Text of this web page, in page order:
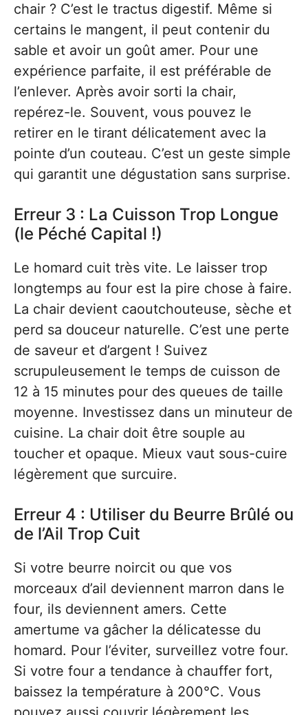
chair ? C’est le tractus digestif. Même si
certains le mangent, il peut contenir du
sable et avoir un goût amer. Pour une
expérience parfaite, il est préférable de
l’enlever. Après avoir sorti la chair,
repérez-le. Souvent, vous pouvez le
retirer en le tirant délicatement avec la
pointe d’un couteau. C’est un geste simple
qui garantit une dégustation sans surprise.
Erreur 3 : La Cuisson Trop Longue
(le Péché Capital !)
Le homard cuit très vite. Le laisser trop
longtemps au four est la pire chose à faire.
La chair devient caoutchouteuse, sèche et
perd sa douceur naturelle. C’est une perte
de saveur et d’argent ! Suivez
scrupuleusement le temps de cuisson de
12 à 15 minutes pour des queues de taille
moyenne. Investissez dans un minuteur de
cuisine. La chair doit être souple au
toucher et opaque. Mieux vaut sous-cuire
légèrement que surcuire.
Erreur 4 : Utiliser du Beurre Brûlé ou
de l’Ail Trop Cuit
Si votre beurre noircit ou que vos
morceaux d’ail deviennent marron dans le
four, ils deviennent amers. Cette
amertume va gâcher la délicatesse du
homard. Pour l’éviter, surveillez votre four.
Si votre four a tendance à chauffer fort,
baissez la température à 200°C. Vous